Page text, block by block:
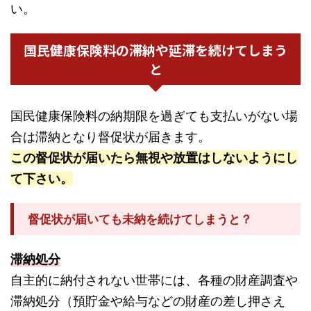
い。
国民健康保険料の滞納や延滞を続けてしまう
と
国民健康保険料の納期限を過ぎても支払いがない場
合は滞納となり督促状が届きます。
この督促状が届いたら無視や放置はしないようにし
て下さい。
督促状が届いても未納を続けてしまうと？
滞納処分
自主的に納付されない世帯には、各種の財産調査や
滞納処分（預貯金や給与などの財産の差し押さえ